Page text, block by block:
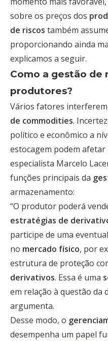
sobre os preços dos
de riscos também
proporcionando ainda
explicamos a seguir.
Como a gestão de
produtores?
Vários fatores
de commodities.
político e econômico a
estocagem podem afetar
especialista Marcelo
funções principais da
armazenamento:
“O produtor poderá
estratégias de
participe de uma
no mercado físico, por
estrutura de proteção
derivativos. Essa é uma
em relação à questão da
argumenta.
Desse modo, o
desempenha um papel